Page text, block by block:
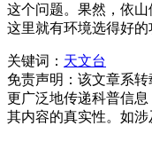
这个问题。果然，依山
这里就有环境选得好的
关键词： 天文台
免责声明：该文章系
更广泛地传递科普信
其内容的真实性。如